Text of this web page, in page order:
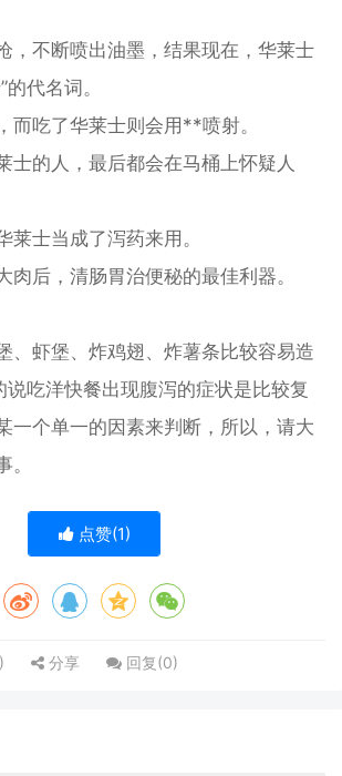
，不断喷出油墨，结果现在，华莱士
代名词。
而吃了华莱士则会用**喷射。
士的人，最后都会在马桶上怀疑人
莱士当成了泻药来用。
肉后，清肠胃治便秘的最佳利器。
、虾堡、炸鸡翅、炸薯条比较容易造
说吃洋快餐出现腹泻的症状是比较复
一个单一的因素来判断，所以，请大
点赞(1)
) 分享 回复(0)